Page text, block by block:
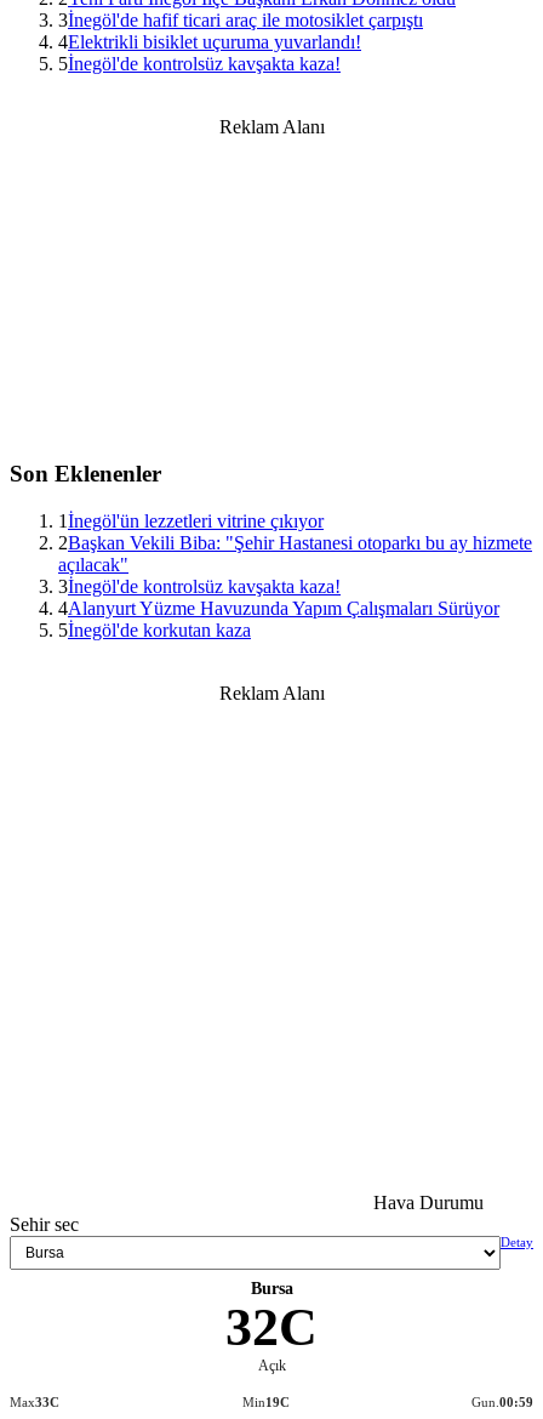
3İnegöl'de hafif ticari araç ile motosiklet çarpıştı
4Elektrikli bisiklet uçuruma yuvarlandı!
5İnegöl'de kontrolsüz kavşakta kaza!
Reklam Alanı
Son Eklenenler
1İnegöl'ün lezzetleri vitrine çıkıyor
2Başkan Vekili Biba: "Şehir Hastanesi otoparkı bu ay hizmete
açılacak"
3İnegöl'de kontrolsüz kavşakta kaza!
4Alanyurt Yüzme Havuzunda Yapım Çalışmaları Sürüyor
5İnegöl'de korkutan kaza
Reklam Alanı
Hava Durumu
Sehir sec
Detay
Bursa
32C
Açık
Max33C Min19C Gun. 00:59